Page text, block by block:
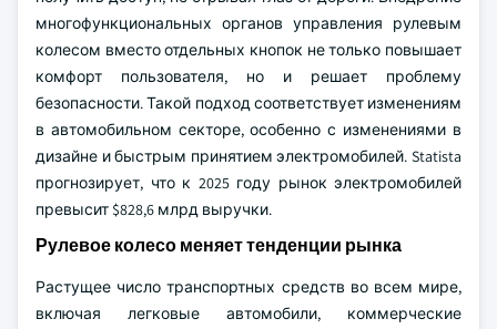
многофункциональных органов управления рулевым
колесом вместо отдельных кнопок не только повышает
комфорт пользователя, но и решает проблему
безопасности. Такой подход соответствует изменениям
в автомобильном секторе, особенно с изменениями в
дизайне и быстрым принятием электромобилей. Statista
прогнозирует, что к 2025 году рынок электромобилей
превысит $828,6 млрд выручки.
Рулевое колесо меняет тенденции рынка
Растущее число транспортных средств во всем мире,
включая легковые автомобили, коммерческие